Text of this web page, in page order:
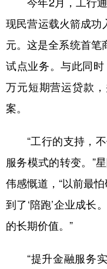
现民营运载火箭成
元。这是全系统首笔
试点业务。与此同
万元短期营运贷款
案。
“工行的支持，不
服务模式的转变。”
伟感慨道，“以前最
到了‘陪跑’企业成长
的长期价值。”
“提升金融服务实